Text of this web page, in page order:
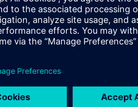
Bei stabiler Internetverbindung
Mbit/s erforderlich.
Deine Firewall darf den Zugang
Deine Firewall darf den Zugriff
HTTPS mit Port 443) nicht